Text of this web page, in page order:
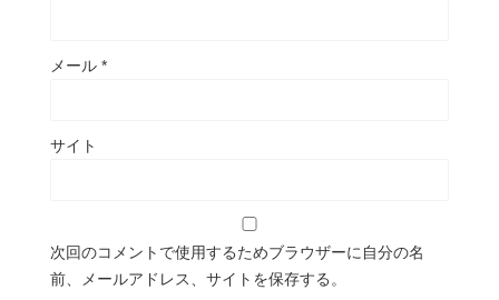
メール *
サイト
次回のコメントで使用するためブラウザーに自分の名
前、メールアドレス、サイトを保存する。